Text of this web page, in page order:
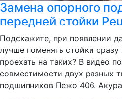
Замена опорного
передней стойки
Подскажите, при появлении
лучше поменять стойки
проехать на таких? В видео
совместимости двух разных
подшипников Пежо 406.